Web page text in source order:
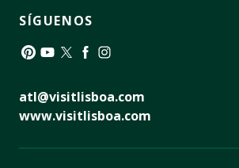
SÍGUENOS
atl@visitlisboa.com
www.visitlisboa.com